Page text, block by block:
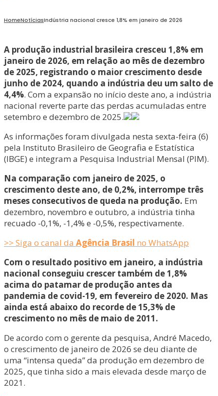
HomeNotíciasIndústria nacional cresce 1,8% em janeiro de 2026
A produção industrial brasileira cresceu 1,8% em
janeiro de 2026, em relação ao mês de dezembro
de 2025, registrando o maior crescimento desde
junho de 2024, quando a indústria deu um salto de
4,4%. Com a expansão no início deste ano, a indústria
nacional reverte parte das perdas acumuladas entre
setembro e dezembro de 2025.
As informações foram divulgada nesta sexta-feira (6)
pela Instituto Brasileiro de Geografia e Estatística
(IBGE) e integram a Pesquisa Industrial Mensal (PIM).
Na comparação com janeiro de 2025, o
crescimento deste ano, de 0,2%, interrompe três
meses consecutivos de queda na produção. Em
dezembro, novembro e outubro, a indústria tinha
recuado -0,1%, -1,4% e -0,5%, respectivamente.
>> Siga o canal da Agência Brasil no WhatsApp
Com o resultado positivo em janeiro, a indústria
nacional conseguiu crescer também de 1,8%
acima do patamar de produção antes da
pandemia de covid-19, em fevereiro de 2020. Mas
ainda está abaixo do recorde de 15,3% de
crescimento no mês de maio de 2011.
De acordo com o gerente da pesquisa, André Macedo,
o crescimento de janeiro de 2026 se deu diante de
uma “intensa queda” da produção em dezembro de
2025, que tinha sido a mais elevada desde março de
2021.